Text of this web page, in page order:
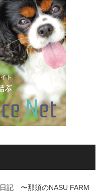
記 〜那須のNASU FARM